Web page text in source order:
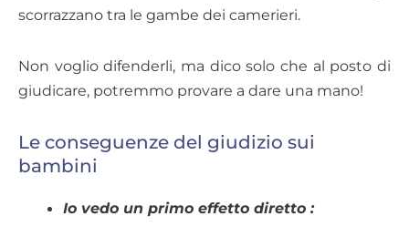
scorrazzano tra le gambe dei camerieri.
Non voglio difenderli, ma dico solo che al posto di
giudicare, potremmo provare a dare una mano!
Le conseguenze del giudizio sui
bambini
Io vedo un primo effetto diretto :